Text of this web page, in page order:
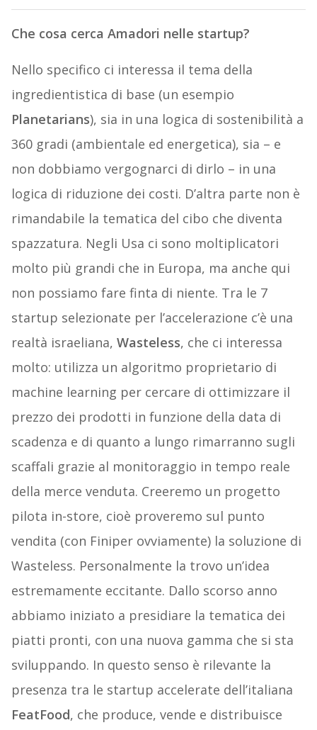
Che cosa cerca Amadori nelle startup?
Nello specifico ci interessa il tema della
ingredientistica di base (un esempio
Planetarians), sia in una logica di sostenibilità a
360 gradi (ambientale ed energetica), sia – e
non dobbiamo vergognarci di dirlo – in una
logica di riduzione dei costi. D’altra parte non è
rimandabile la tematica del cibo che diventa
spazzatura. Negli Usa ci sono moltiplicatori
molto più grandi che in Europa, ma anche qui
non possiamo fare finta di niente. Tra le 7
startup selezionate per l’accelerazione c’è una
realtà israeliana, Wasteless, che ci interessa
molto: utilizza un algoritmo proprietario di
machine learning per cercare di ottimizzare il
prezzo dei prodotti in funzione della data di
scadenza e di quanto a lungo rimarranno sugli
scaffali grazie al monitoraggio in tempo reale
della merce venduta. Creeremo un progetto
pilota in-store, cioè proveremo sul punto
vendita (con Finiper ovviamente) la soluzione di
Wasteless. Personalmente la trovo un’idea
estremamente eccitante. Dallo scorso anno
abbiamo iniziato a presidiare la tematica dei
piatti pronti, con una nuova gamma che si sta
sviluppando. In questo senso è rilevante la
presenza tra le startup accelerate dell’italiana
FeatFood, che produce, vende e distribuisce